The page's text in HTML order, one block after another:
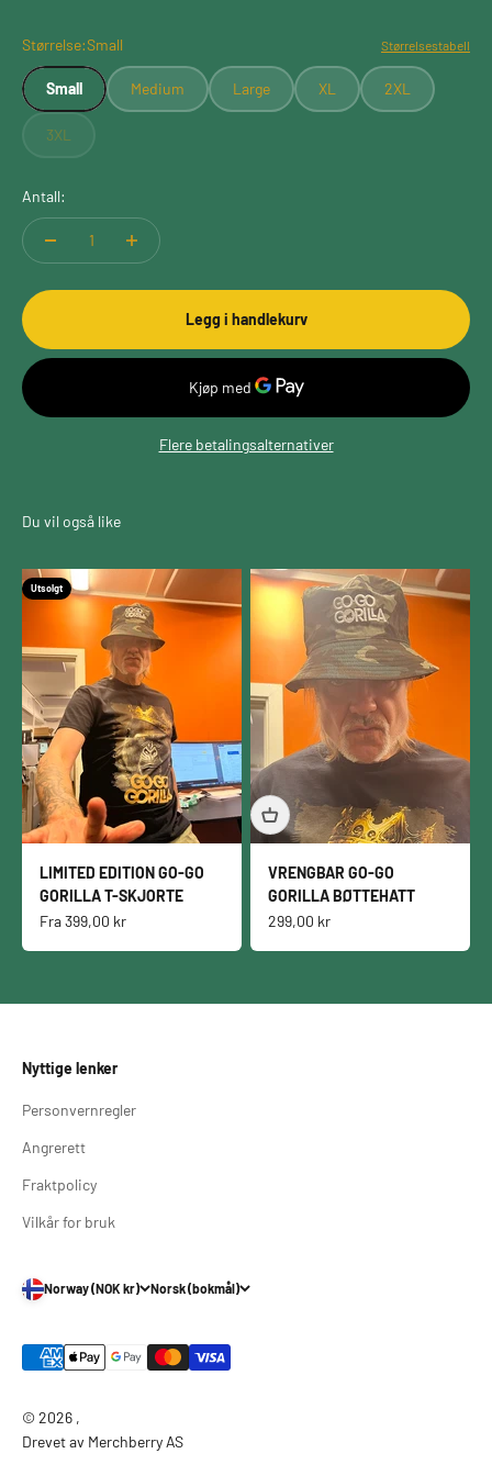
Størrelse:Small Størrelsestabell
Small Medium Large XL 2XL
3XL
Antall:
Legg i handlekurv
Flere betalingsalternativer
Utsolgt
LIMITED EDITION GO-GO
GORILLA T-SKJORTE
Salgspris
Fra399,00 kr
VRENGBAR GO-GO
GORILLA BØTTEHATT
Salgspris
299,00 kr
Nyttige lenker
Personvernregler
Angrerett
Fraktpolicy
Vilkår for bruk
Norway (NOK kr) Norsk (bokmål)
© 2026 ,
Drevet av Merchberry AS